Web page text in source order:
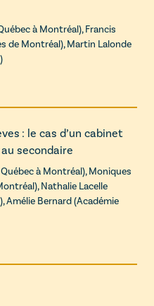
à Montréal), Francis
de Montréal), Martin Lalonde
)
: le cas d’un cabinet
secondaire
à Montréal), Moniques
), Nathalie Lacelle
),Amélie Bernard(Académie